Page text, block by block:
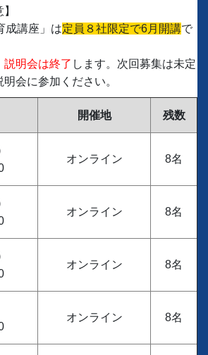
成講座」は定員８社限定で6月開講で
説明会は終了 します。次回募集は未定
会に参加ください。
開催地 残数
オンライン 8名
オンライン 8名
オンライン 8名
オンライン 8名